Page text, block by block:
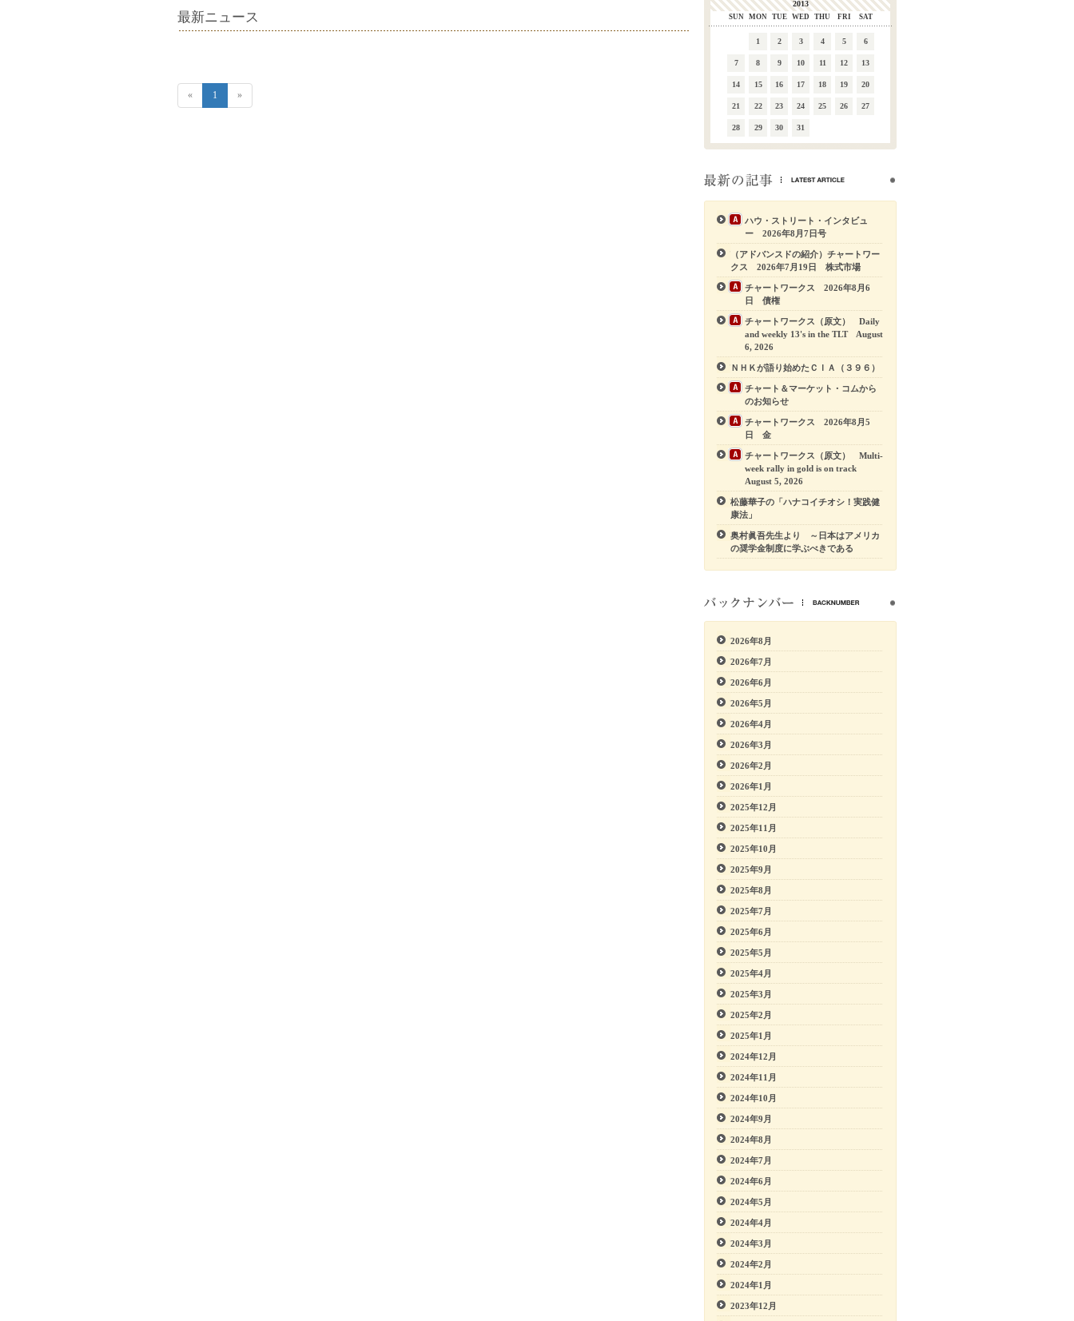
最新ニュース
« 1 »
2013
SUN MON TUE WED THU FRI SAT
1 2 3 4 5 6
7 8 9 10 11 12 13
14 15 16 17 18 19 20
21 22 23 24 25 26 27
28 29 30 31
ハウ・ストリート・インタビュ
ー 2026年8月7日号
（アドバンスドの紹介）チャートワー
クス 2026年7月19日 株式市場
チャートワークス 2026年8月6
日 債権
チャートワークス（原文） Daily
and weekly 13's in the TLT August
6, 2026
ＮＨＫが語り始めたＣＩＡ（３９６）
チャート＆マーケット・コムから
のお知らせ
チャートワークス 2026年8月5
日 金
チャートワークス（原文） Multi-
week rally in gold is on track
August 5, 2026
松藤華子の「ハナコイチオシ！実践健
康法」
奥村眞吾先生より ～日本はアメリカ
の奨学金制度に学ぶべきである
2026年8月
2026年7月
2026年6月
2026年5月
2026年4月
2026年3月
2026年2月
2026年1月
2025年12月
2025年11月
2025年10月
2025年9月
2025年8月
2025年7月
2025年6月
2025年5月
2025年4月
2025年3月
2025年2月
2025年1月
2024年12月
2024年11月
2024年10月
2024年9月
2024年8月
2024年7月
2024年6月
2024年5月
2024年4月
2024年3月
2024年2月
2024年1月
2023年12月